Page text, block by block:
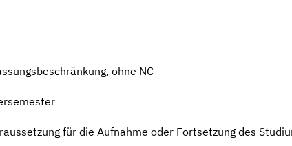
ohne NC
für die Aufnahme oder Fortsetzung des